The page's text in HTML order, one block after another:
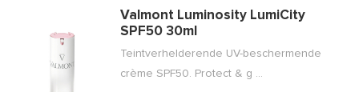
Valmont Luminosity LumiCity
SPF50 30ml
Teintverhelderende UV-beschermende
crème SPF50. Protect & g ...